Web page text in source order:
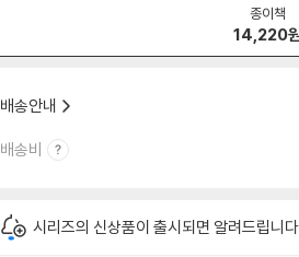
종이책
14,220
배송안내
배송비
시리즈의 신상품이 출시되면 알려드립니